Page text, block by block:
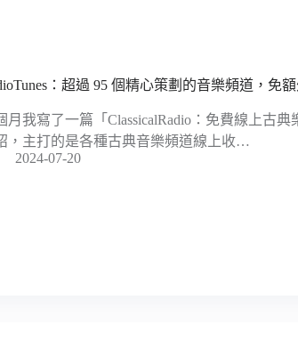
：超過 95 個精心策劃的音樂頻道，免
月我寫了一篇「ClassicalRadio：免費線上古
，主打的是各種古典音樂頻道線上收…
2024-07-20